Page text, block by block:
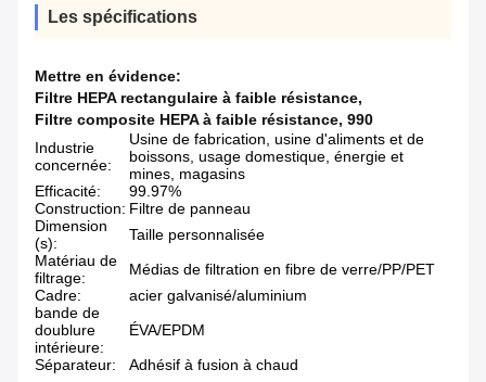
Les spécifications
Mettre en évidence:
Filtre HEPA rectangulaire à faible résistance,
Filtre composite HEPA à faible résistance, 990
Industrie
concernée:
Usine de fabrication, usine d'aliments et de
boissons, usage domestique, énergie et
mines, magasins
Efficacité:
99.97%
Construction: Filtre de panneau
Dimension
(s):
Taille personnalisée
Matériau de
filtrage:
Médias de filtration en fibre de verre/PP/PET
Cadre:
acier galvanisé/aluminium
bande de
doublure
intérieure:
ÉVA/EPDM
Séparateur:
Adhésif à fusion à chaud